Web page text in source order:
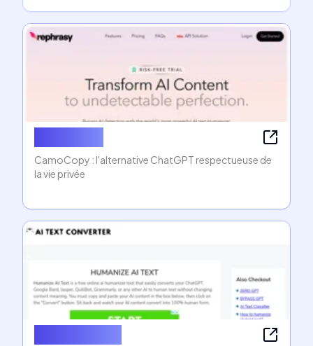
CamoCopy : l'alternative ChatGPT respectueuse de
la vie privée